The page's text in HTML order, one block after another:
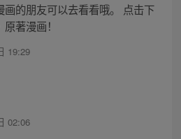
的朋友可以去看看哦。 点击下
著漫画！
19:29
02:06